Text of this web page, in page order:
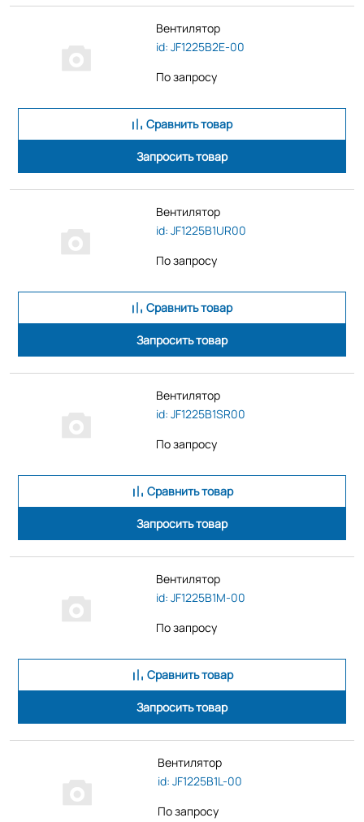
Вентилятор
id: JF1225B2E-00
По запросу
Сравнить товар
Запросить товар
Вентилятор
id: JF1225B1UR00
По запросу
Сравнить товар
Запросить товар
Вентилятор
id: JF1225B1SR00
По запросу
Сравнить товар
Запросить товар
Вентилятор
id: JF1225B1M-00
По запросу
Сравнить товар
Запросить товар
Вентилятор
id: JF1225B1L-00
По запросу